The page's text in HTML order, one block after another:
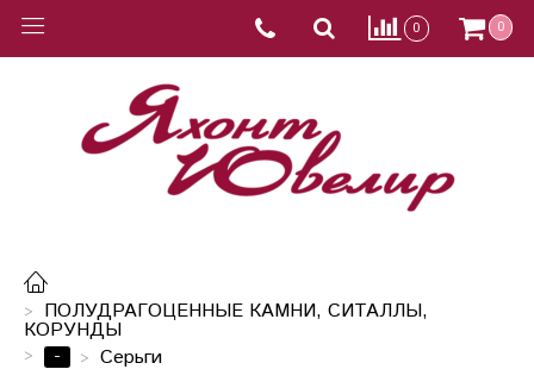
0 0
ПОЛУДРАГОЦЕННЫЕ КАМНИ, СИТАЛЛЫ,
КОРУНДЫ
-
Серьги